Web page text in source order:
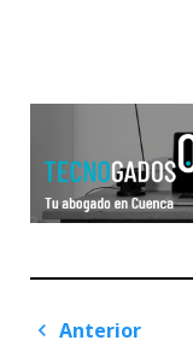
Navegación
Anterior